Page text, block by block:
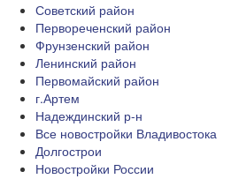
Советский район
Первореченский район
Фрунзенский район
Ленинский район
Первомайский район
г.Артем
Надеждинский р-н
Все новостройки Владивостока
Долгострои
Новостройки России